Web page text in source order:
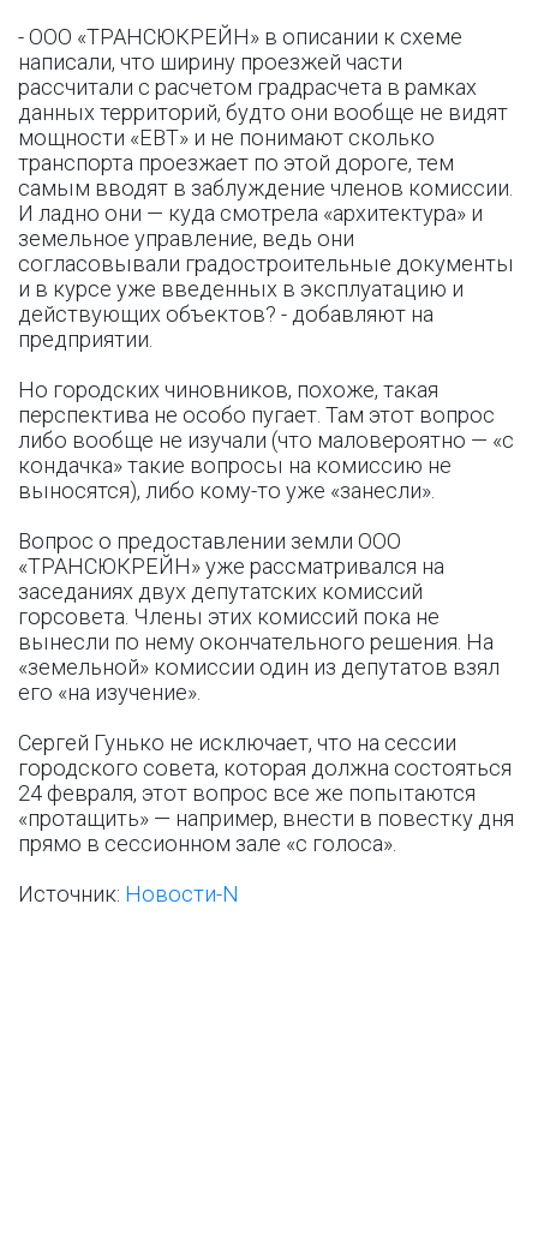
- ООО «ТРАНСЮКРЕЙН» в описании к схеме
написали, что ширину проезжей части
рассчитали с расчетом градрасчета в рамках
данных территорий, будто они вообще не видят
мощности «ЕВТ» и не понимают сколько
транспорта проезжает по этой дороге, тем
самым вводят в заблуждение членов комиссии.
И ладно они — куда смотрела «архитектура» и
земельное управление, ведь они
согласовывали градостроительные документы
и в курсе уже введенных в эксплуатацию и
действующих объектов? - добавляют на
предприятии.
Но городских чиновников, похоже, такая
перспектива не особо пугает. Там этот вопрос
либо вообще не изучали (что маловероятно — «с
кондачка» такие вопросы на комиссию не
выносятся), либо кому-то уже «занесли».
Вопрос о предоставлении земли ООО
«ТРАНСЮКРЕЙН» уже рассматривался на
заседаниях двух депутатских комиссий
горсовета. Члены этих комиссий пока не
вынесли по нему окончательного решения. На
«земельной» комиссии один из депутатов взял
его «на изучение».
Сергей Гунько не исключает, что на сессии
городского совета, которая должна состояться
24 февраля, этот вопрос все же попытаются
«протащить» — например, внести в повестку дня
прямо в сессионном зале «с голоса».
Источник: Новости-N